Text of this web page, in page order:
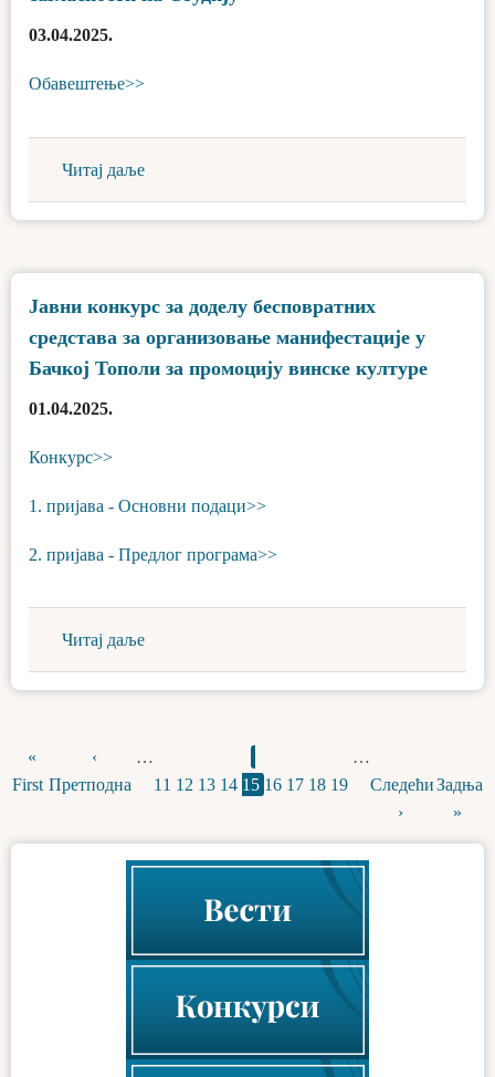
03.04.2025.
Обавештење>>
Читај даље
Јавни конкурс за доделу бесповратних
средстава за организовање манифестације у
Бачкој Тополи за промоцију винске културе
01.04.2025.
Конкурс>>
1. пријава - Основни подаци>>
2. пријава - Предлог програма>>
Читај даље
Pagination
First
page
«
First
Previous
page
‹
Претподна
…
11 12 13 14
page
15 16 17
Page
18
Page
19
…
page
Следећи
›
page
Задња
»